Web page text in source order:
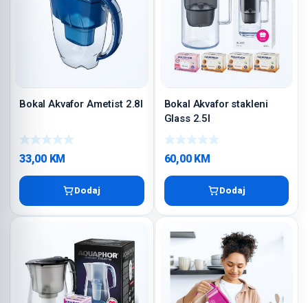
Bokal Akvafor Ametist 2.8l
33,00 KM
Dodaj
Bokal Akvafor stakleni
Glass 2.5l
60,00KM
Dodaj